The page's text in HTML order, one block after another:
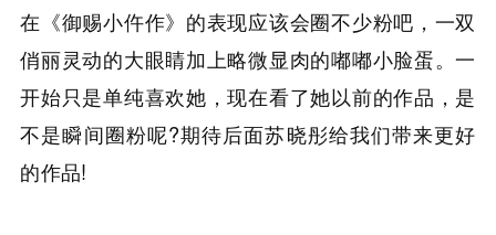
在《御赐小仵作》的表现应该会圈不少粉吧，一双
俏丽灵动的大眼睛加上略微显肉的嘟嘟小脸蛋。一
开始只是单纯喜欢她，现在看了她以前的作品，是
不是瞬间圈粉呢?期待后面苏晓彤给我们带来更好
的作品!